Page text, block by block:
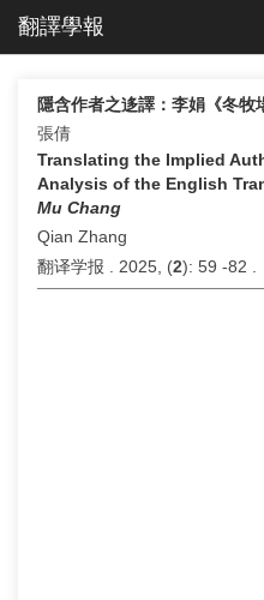
翻譯學報
隱含作者之迻譯：李娟《冬
張倩
Translating the Implied
Analysis of the English
Mu Chang
Qian Zhang
翻译学报 . 2025, (2): 59 -82 .